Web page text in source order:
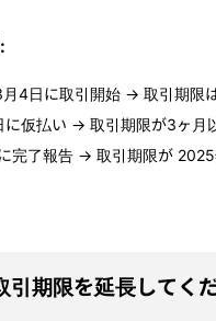
4日に取引開始 → 取引期限
仮払い → 取引期限が3ヶ月
完了報告 → 取引期限が
引期限を延長してく